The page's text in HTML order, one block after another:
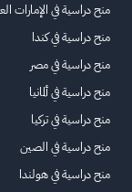
منح دراسية في الإمارات
منح دراسية في كندا
منح دراسية في مصر
منح دراسية في ألمانيا
منح دراسية في تركيا
منح دراسية في الصين
منح دراسية في هولندا